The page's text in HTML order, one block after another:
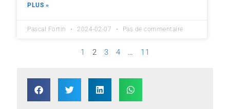
PLUS »
Pascal Fortin 2024-02-07 Pas de commentaire
1 2 3 4 … 11